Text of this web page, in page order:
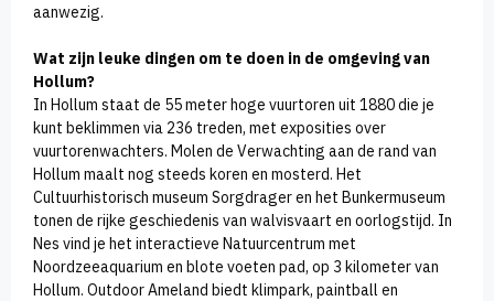
aanwezig.
Wat zijn leuke dingen om te doen in de omgeving van
Hollum?
In Hollum staat de 55 meter hoge vuurtoren uit 1880 die je
kunt beklimmen via 236 treden, met exposities over
vuurtorenwachters. Molen de Verwachting aan de rand van
Hollum maalt nog steeds koren en mosterd. Het
Cultuurhistorisch museum Sorgdrager en het Bunkermuseum
tonen de rijke geschiedenis van walvisvaart en oorlogstijd. In
Nes vind je het interactieve Natuurcentrum met
Noordzeeaquarium en blote voeten pad, op 3 kilometer van
Hollum. Outdoor Ameland biedt klimpark, paintball en